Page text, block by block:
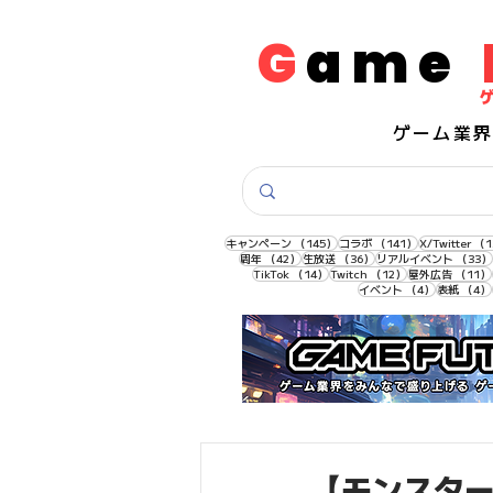
Game
ゲーム業
キャンペーン （145）145件の記事
コラボ （141）141件の記事
X/Twitter （
周年
（42）42件の記事
生放送 （36）36件の記事
リアルイベント （33）
TikTok （14）14件の記事
Twitch （12）12件の記事
屋外広告 （11）
イベント
（4）4件の記事
表紙 （4）